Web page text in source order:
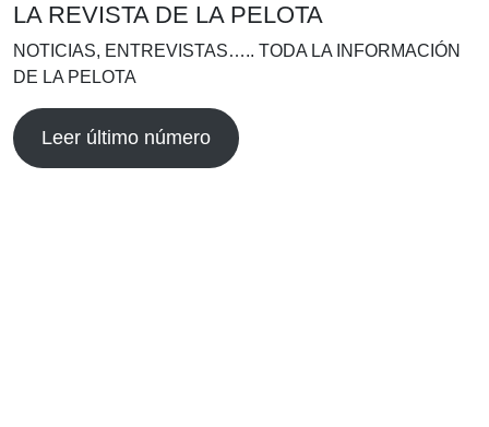
LA REVISTA DE LA PELOTA
NOTICIAS, ENTREVISTAS….. TODA LA INFORMACIÓN
DE LA PELOTA
Leer último número